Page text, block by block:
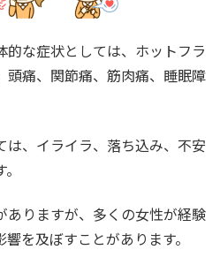
的な症状としては、ホットフラ
頭痛、関節痛、筋肉痛、睡眠障
は、イライラ、落ち込み、不安
ありますが、多くの女性が経験
を及ぼすことがあります。